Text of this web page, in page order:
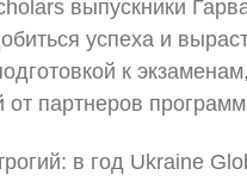
выпускники
успеха и
к
от партнеров
в год Ukraine